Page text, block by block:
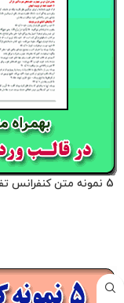
5 نمونه متن کنفرانس تفسیر قرآن کریم – پایه نهم ( مرحله شهرستانی )